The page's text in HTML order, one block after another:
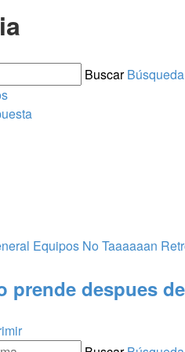
Buscar
Equipos No Taaaaaan
prende despues